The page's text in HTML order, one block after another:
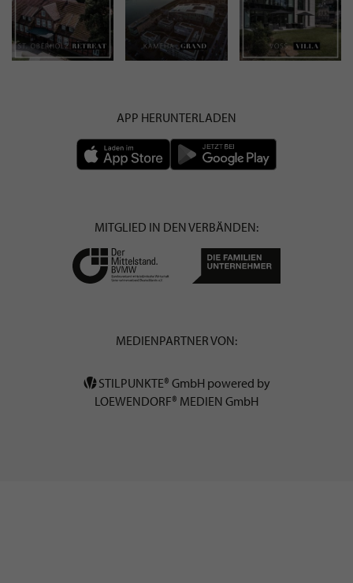
APP HERUNTERLADEN
MITGLIED IN DEN VERBÄNDEN:
MEDIENPARTNER VON:
STILPUNKTE® GmbH powered by
LOEWENDORF® MEDIEN GmbH